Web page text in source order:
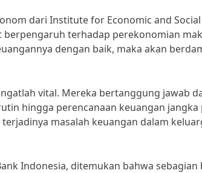
dari Institute for Economic and Social
berpengaruh terhadap perekonomian
dengan baik, maka akan
vital. Mereka bertanggung jawab
hingga perencanaan keuangan jangka
masalah keuangan dalam
Indonesia, ditemukan bahwa sebagian